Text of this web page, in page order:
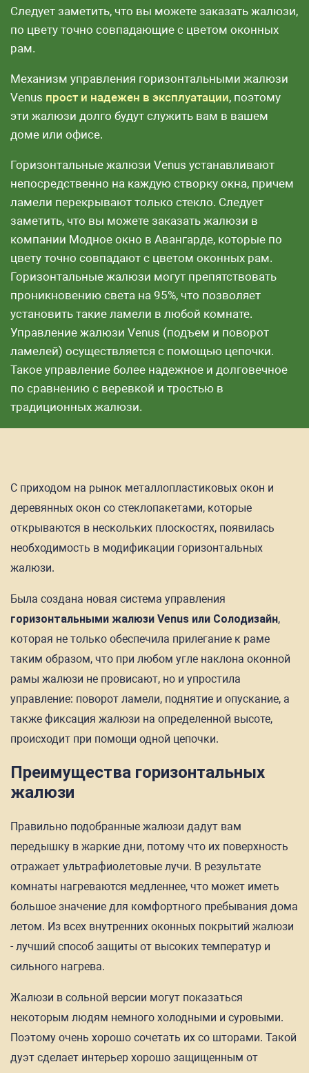
Следует заметить, что вы можете заказать жалюзи,
по цвету точно совпадающие с цветом оконных
рам.
Механизм управления горизонтальными жалюзи
Venus прост и надежен в эксплуатации, поэтому
эти жалюзи долго будут служить вам в вашем
доме или офисе.
Горизонтальные жалюзи Venus устанавливают
непосредственно на каждую створку окна, причем
ламели перекрывают только стекло. Следует
заметить, что вы можете заказать жалюзи в
компании Модное окно в Авангарде, которые по
цвету точно совпадают с цветом оконных рам.
Горизонтальные жалюзи могут препятствовать
проникновению света на 95%, что позволяет
установить такие ламели в любой комнате.
Управление жалюзи Venus (подъем и поворот
ламелей) осуществляется с помощью цепочки.
Такое управление более надежное и долговечное
по сравнению с веревкой и тростью в
традиционных жалюзи.
С приходом на рынок металлопластиковых окон и
деревянных окон со стеклопакетами, которые
открываются в нескольких плоскостях, появилась
необходимость в модификации горизонтальных
жалюзи.
Была создана новая система управления
горизонтальными жалюзи Venus или Солодизайн,
которая не только обеспечила прилегание к раме
таким образом, что при любом угле наклона оконной
рамы жалюзи не провисают, но и упростила
управление: поворот ламели, поднятие и опускание, а
также фиксация жалюзи на определенной высоте,
происходит при помощи одной цепочки.
Преимущества горизонтальных
жалюзи
Правильно подобранные жалюзи дадут вам
передышку в жаркие дни, потому что их поверхность
отражает ультрафиолетовые лучи. В результате
комнаты нагреваются медленнее, что может иметь
большое значение для комфортного пребывания дома
летом. Из всех внутренних оконных покрытий жалюзи
- лучший способ защиты от высоких температур и
сильного нагрева.
Жалюзи в сольной версии могут показаться
некоторым людям немного холодными и суровыми.
Поэтому очень хорошо сочетать их со шторами. Такой
дуэт сделает интерьер хорошо защищенным от